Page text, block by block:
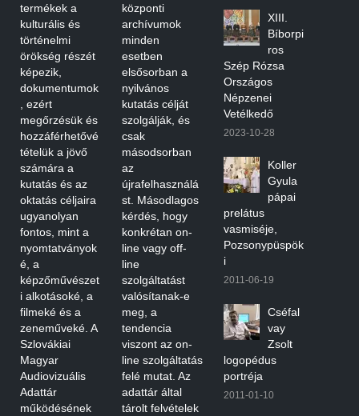
termékek a
kulturális és
történelmi
örökség részét
képezik,
dokumentumok
, ezért
megőrzésük és
hozzáférhetővé
tételük a jövő
számára a
kutatás és az
oktatás céljaira
ugyanolyan
fontos, mint a
nyomtatványok
é, a
képzőművészet
i alkotásoké, a
filmeké és a
zeneműveké. A
Szlovákiai
Magyar
Audiovizuális
Adattár
működésének
központi
archívumok
minden
esetben
elsősorban a
nyilvános
kutatás célját
szolgálják, és
csak
másodsorban
az
újrafelhasználá
st. Másodlagos
kérdés, hogy
konkrétan on-
line vagy off-
line
szolgáltatást
valósítanak-e
meg, a
tendencia
viszont az on-
line szolgáltatás
felé mutat. Az
adattár által
tárolt felvételek
XIII.
Bíborpi
ros
Szép Rózsa
Országos
Népzenei
Vetélkedő
2023-10-28
Koller
Gyula
pápai
prelátus
vasmiséje,
Pozsonypüspök
i
2011-06-19
Cséfal
vay
Zsolt
logopédus
portréja
2011-01-10